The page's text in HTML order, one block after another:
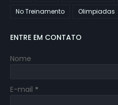
No Treinamento
Olimpiadas
ENTRE EM CONTATO
Nome
E-mail *